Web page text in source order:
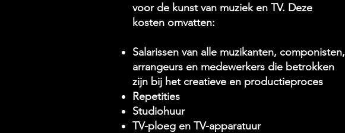
voor de kunst van muziek en TV. Deze
kosten omvatten:
Salarissen van alle muzikanten, componisten,
arrangeurs en medewerkers die betrokken
zijn bij het creatieve en productieproces
Repetities
Studiohuur
TV-ploeg en TV-apparatuur